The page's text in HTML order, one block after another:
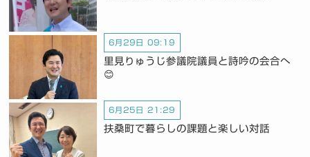
6月29日 09:19
里見りゅうじ参議院議員と詩吟の会合へ
😊
6月25日 21:29
扶桑町で暮らしの課題と楽しい対話